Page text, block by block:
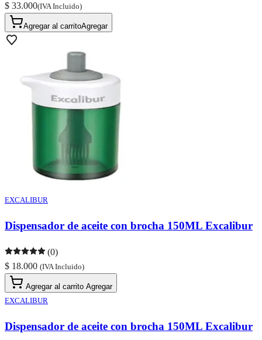
$ 33.000(IVA Incluido)
Agregar al carritoAgregar
EXCALIBUR
Dispensador de aceite con brocha 150ML Excalibur
(0)
$ 18.000 (IVA Incluido)
Agregar al carrito Agregar
EXCALIBUR
Dispensador de aceite con brocha 150ML Excalibur